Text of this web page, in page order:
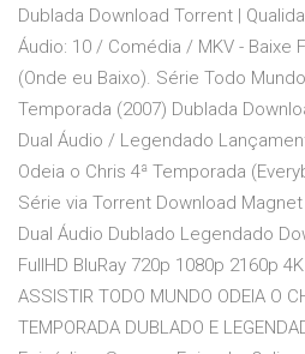
Dublada Download Torrent |
Áudio: 10 / Comédia / MKV - Baixe
(Onde eu Baixo). Série Todo
Temporada (2007) Dublada
Dual Áudio / Legendado
Odeia o Chris 4ª Temporada
Série via Torrent Download
Dual Áudio Dublado Legendado
FullHD BluRay 720p 1080p 2160p
ASSISTIR TODO MUNDO ODEIA O
TEMPORADA DUBLADO E